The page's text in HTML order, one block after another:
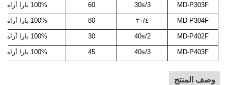
MD-P303F
30s/3
60 100% بارا أراميد
MD-P304F ٣٠/٤ 80 100% بارا أراميد
MD-P402F
40s/2
30 100% بارا أراميد
MD-P403F
40s/3
45 100% بارا أراميد
وصف المنتج